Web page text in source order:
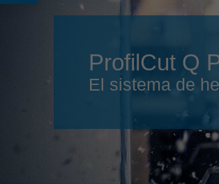
ProfilCut Q
El sistema de